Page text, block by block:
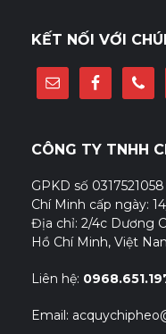
KẾT NỐI VỚI
CÔNG TY TNHH
GPKD số
Chí Minh cấp ngày:
Địa chỉ: 2/4c Dương
Hồ Chí Minh, Việt
Liên hệ:
Email: